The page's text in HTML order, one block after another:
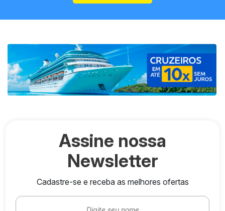
Assine nossa
Newsletter
Cadastre-se e receba as melhores ofertas